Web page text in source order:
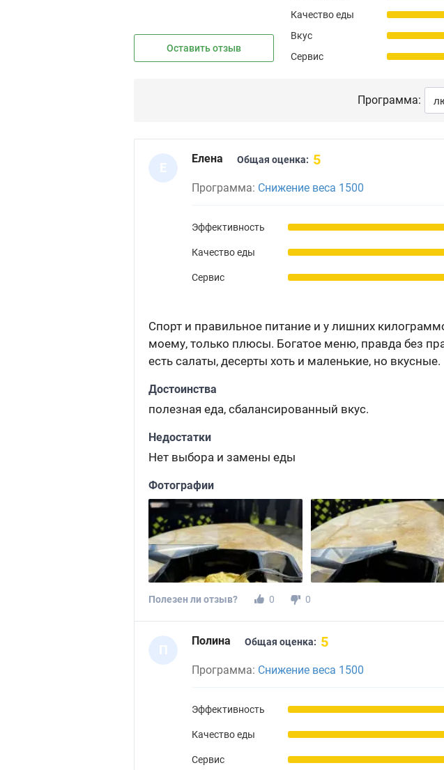
Оставить отзыв
Качество еды
Вкус
Сервис
Программа:
Е
Елена Общая оценка: 5
Программа: Снижение веса 1500
Эффективность
Качество еды
Сервис
Спорт и правильное питание и у лишних
моему, только плюсы. Богатое меню, правда без
есть салаты, десерты хоть и маленькие, но вкусные.
Достоинства
полезная еда, сбалансированный вкус.
Недостатки
Нет выбора и замены еды
Фотографии
Полезен ли отзыв? 0 0
П
Полина Общая оценка: 5
Программа: Снижение веса 1500
Эффективность
Качество еды
Сервис